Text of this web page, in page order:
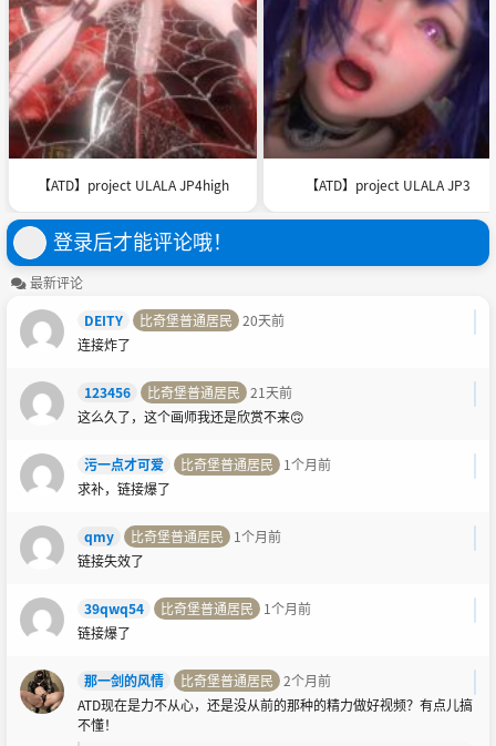
【ATD】project ULALA JP4high 【ATD】project ULALA JP3
登录后才能评论哦！
最新评论
DEITY
比奇堡普通居民 20天前
连接炸了
123456 比奇堡普通居民 21天前
这么久了，这个画师我还是欣赏不来🙃
污一点才可爱 比奇堡普通居民
1个月前
求补，链接爆了
qmy 比奇堡普通居民
1个月前
链接失效了
39qwq54 比奇堡普通居民
1个月前
链接爆了
那一剑的风情 比奇堡普通居民 2个月前
ATD现在是力不从心，还是没从前的那种的精力做好视频？有点儿搞
不懂！